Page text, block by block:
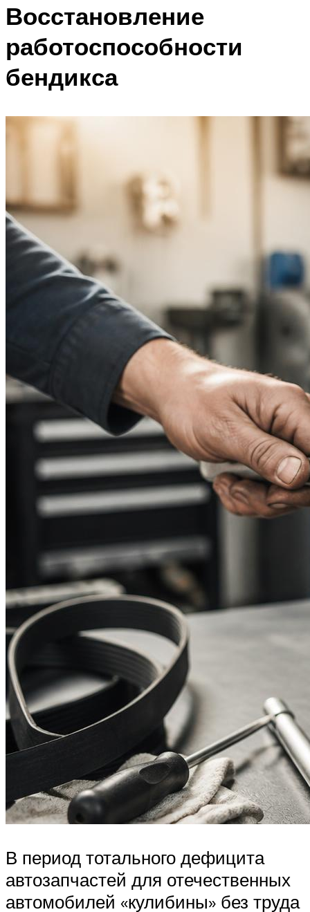
Восстановление
работоспособности
бендикса
В период тотального дефицита
автозапчастей для отечественных
автомобилей «кулибины» без труда